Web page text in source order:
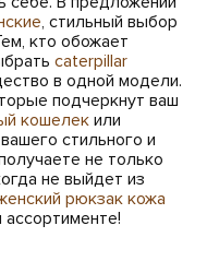
, стильный выбор
кто обожает
caterpillar
в одной модели.
подчеркнут ваш
кошелек или
стильного и
не только
не выйдет из
рюкзак кожа